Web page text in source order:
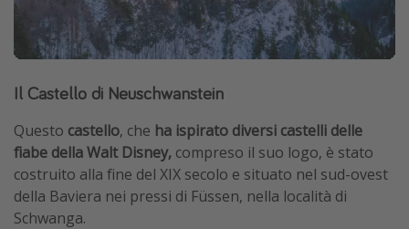
Il Castello di Neuschwanstein
Questo castello, che ha ispirato diversi castelli delle
fiabe della Walt Disney, compreso il suo logo, è stato
costruito alla fine del XIX secolo e situato nel sud-ovest
della Baviera nei pressi di Füssen, nella località di
Schwanga.